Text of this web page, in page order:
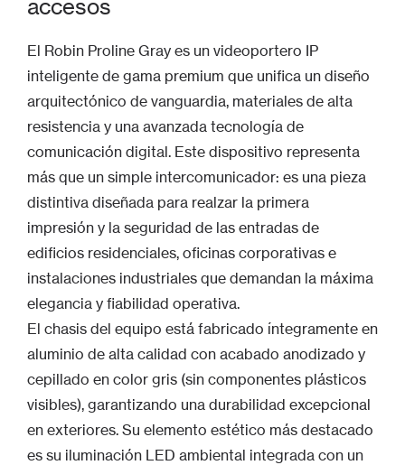
accesos
El Robin Proline Gray es un videoportero IP
inteligente de gama premium que unifica un diseño
arquitectónico de vanguardia, materiales de alta
resistencia y una avanzada tecnología de
comunicación digital. Este dispositivo representa
más que un simple intercomunicador: es una pieza
distintiva diseñada para realzar la primera
impresión y la seguridad de las entradas de
edificios residenciales, oficinas corporativas e
instalaciones industriales que demandan la máxima
elegancia y fiabilidad operativa.
El chasis del equipo está fabricado íntegramente en
aluminio de alta calidad con acabado anodizado y
cepillado en color gris (sin componentes plásticos
visibles), garantizando una durabilidad excepcional
en exteriores. Su elemento estético más destacado
es su iluminación LED ambiental integrada con un